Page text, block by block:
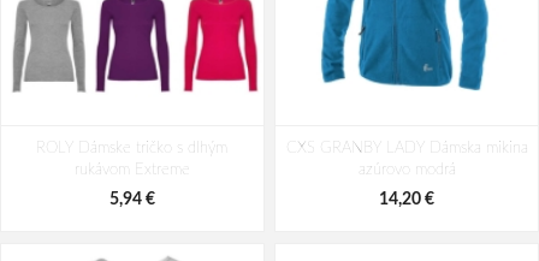
rukáv, čierna
rukáv, červená
5,05 €
ROLY Dámske tričko s dlhým
rukávom Extreme
5,94 €
CXS GRANBY LADY Dámska mikina
azúrovo modrá
14,20 €